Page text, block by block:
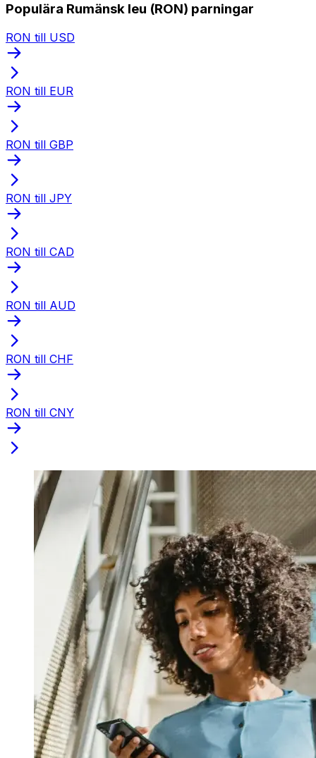
Populära Rumänsk leu (RON) parningar
RON till USD
RON till EUR
RON till GBP
RON till JPY
RON till CAD
RON till AUD
RON till CHF
RON till CNY